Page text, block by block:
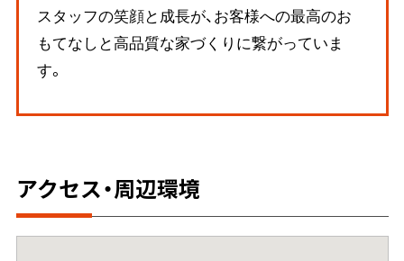
スタッフの笑顔と成長が、お客様への最高のお
もてなしと高品質な家づくりに繋がっていま
す。
アクセス・周辺環境